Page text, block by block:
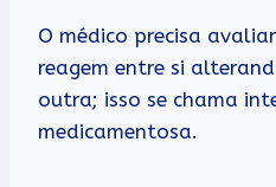
O médico precisa
reagem entre si
outra; isso se chama
medicamentosa.